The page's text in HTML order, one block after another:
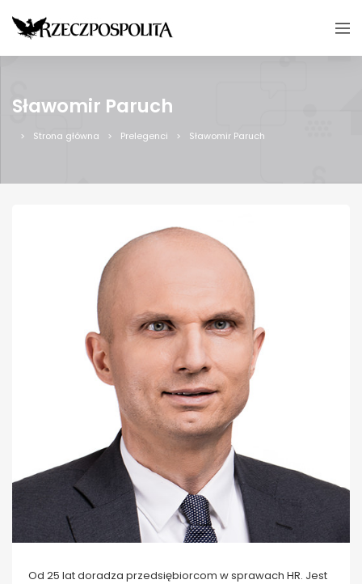
Sławomir Paruch
Strona główna Prelegenci Sławomir Paruch
Od 25 lat doradza przedsiębiorcom w sprawach HR. Jest